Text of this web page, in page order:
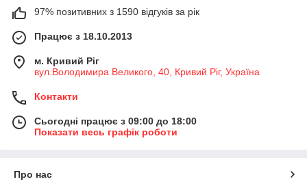
97% позитивних з 1590 відгуків за рік
Працює з 18.10.2013
м. Кривий Ріг
вул.Володимира Великого, 40, Кривий Ріг, Україна
Контакти
Сьогодні працює з 09:00 до 18:00
Показати весь графік роботи
Про нас